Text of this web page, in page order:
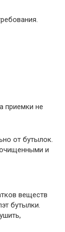
и
приемки не
от бутылок.
и
веществ
бутылки.